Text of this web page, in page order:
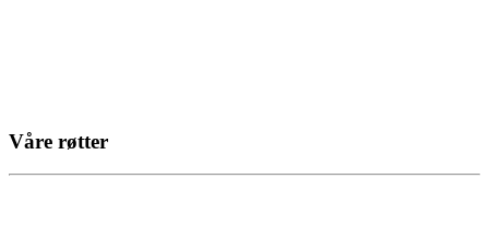
Våre røtter